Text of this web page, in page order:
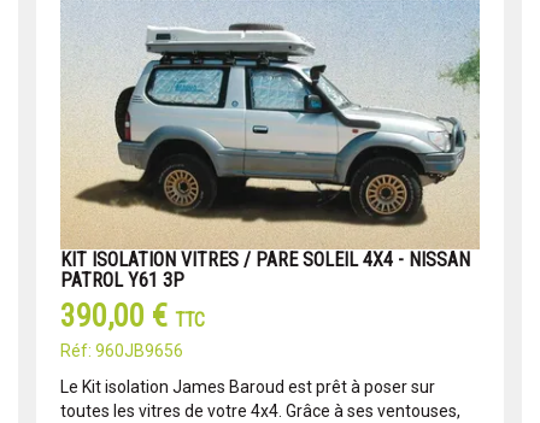
KIT ISOLATION VITRES / PARE SOLEIL 4X4 - NISSAN
PATROL Y61 3P
390,00 € TTC
Réf: 960JB9656
Le Kit isolation James Baroud est prêt à poser sur
toutes les vitres de votre 4x4. Grâce à ses ventouses,